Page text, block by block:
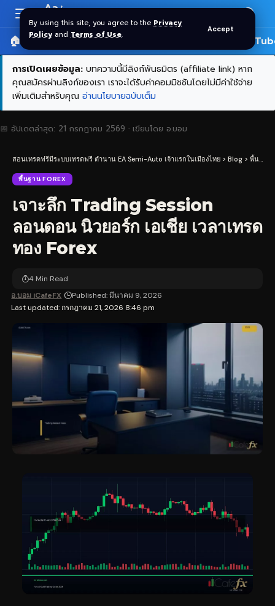
By using this site, you agree to the Privacy
Policy and Terms of Use.
Accept
Resizer
Aa
🏠 หน้าแรก ราคาทอง SPDR 🎬
การเปิดเผยข้อมูล: บทความนี้มีลิงก์พันธมิตร (affiliate link) หาก
คุณสมัครผ่านลิงก์ของเรา เราจะได้รับค่าคอมมิชชันโดยไม่มีค่าใช้จ่าย
เพิ่มเติมสำหรับคุณ อ่านนโยบายฉบับเต็ม
📅 อัปเดตล่าสุด: 21 กรกฎาคม 2569 · เขียนโดย อ.บอม
สอนเทรดฟรีมีระบบเทรดฟรี ตำนาน EA Semi-Auto เจ้าแรกในเมืองไทย > Blog > พื้นฐาน Forex
พื้นฐาน FOREX
เจาะลึก Trading Session
ลอนดอน นิวยอร์ก เอเชีย เวลาเทรด
ทอง Forex
Last updated: กรกฎาคม 21, 2026 8:46 pm
อ.บอม iCafeFX Published: มีนาคม 9, 2026
4 Min Read